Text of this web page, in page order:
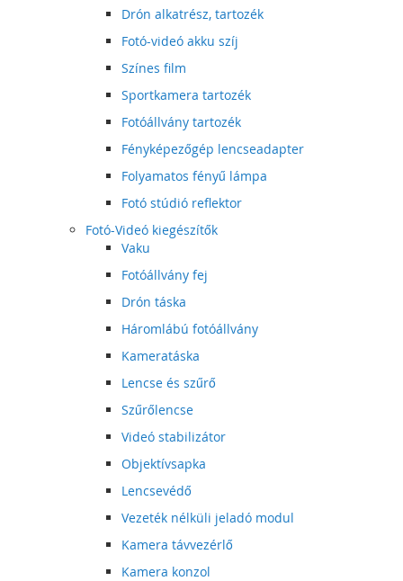
Drón alkatrész, tartozék
Fotó-videó akku szíj
Színes film
Sportkamera tartozék
Fotóállvány tartozék
Fényképezőgép lencseadapter
Folyamatos fényű lámpa
Fotó stúdió reflektor
Fotó-Videó kiegészítők
Vaku
Fotóállvány fej
Drón táska
Háromlábú fotóállvány
Kameratáska
Lencse és szűrő
Szűrőlencse
Videó stabilizátor
Objektívsapka
Lencsevédő
Vezeték nélküli jeladó modul
Kamera távvezérlő
Kamera konzol